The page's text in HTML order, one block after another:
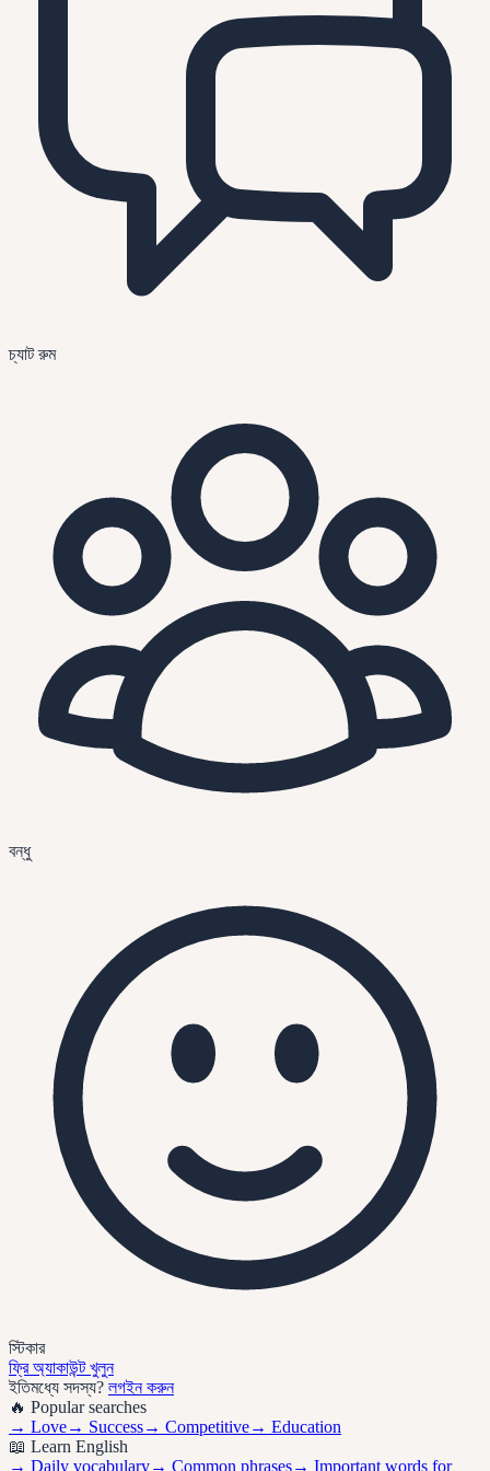
চ্যাট রুম
বন্ধু
স্টিকার
ফ্রি অ্যাকাউন্ট খুলুন
ইতিমধ্যে সদস্য? লগইন করুন
🔥 Popular searches
→ Love→ Success→ Competitive→ Education
📖 Learn English
→ Daily vocabulary→ Common phrases→ Important words for